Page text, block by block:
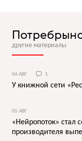
другие материалы
06 АВГ 1
У книжной сети
05 АВГ
«Нейропоток» стал
производителя